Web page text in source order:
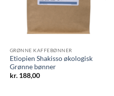
GRØNNE KAFFEBØNNER
Etiopien Shakisso økologisk
Grønne bønner
kr.188,00